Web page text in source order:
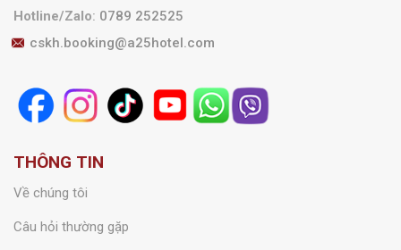
Hotline/Zalo: 0789 252525
cskh.booking@a25hotel.com
THÔNG TIN
Về chúng tôi
Câu hỏi thường gặp